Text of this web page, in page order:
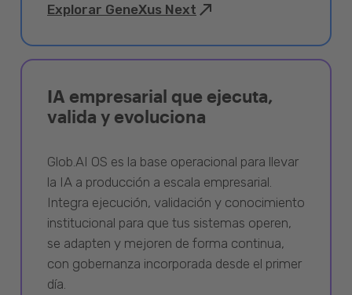
Explorar GeneXus Next
IA empresarial que ejecuta,
valida y evoluciona
Glob.AI OS es la base operacional para llevar
la IA a producción a escala empresarial.
Integra ejecución, validación y conocimiento
institucional para que tus sistemas operen,
se adapten y mejoren de forma continua,
con gobernanza incorporada desde el primer
día.